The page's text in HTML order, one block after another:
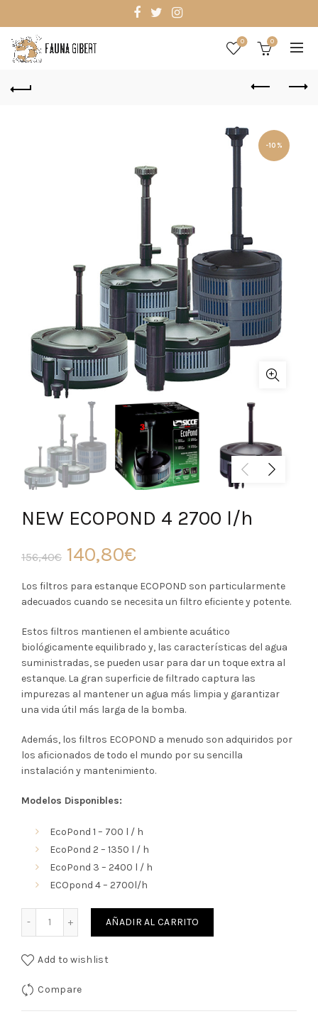
0 0
-10%
NEW ECOPOND 4 2700 l/h
156,40€ El
precio
era:
156,40€.
140,80€
precio
es:
140,80€.
Los filtros para estanque ECOPOND son particularmente
adecuados cuando se necesita un filtro eficiente y potente.
Estos filtros mantienen el ambiente acuático
biológicamente equilibrado y, las características del agua
suministradas, se pueden usar para dar un toque extra al
estanque. La gran superficie de filtrado captura las
impurezas al mantener un agua más limpia y garantizar
una vida útil más larga de la bomba.
Además, los filtros ECOPOND a menudo son adquiridos por
los aficionados de todo el mundo por su sencilla
instalación y mantenimiento.
Modelos Disponibles:
EcoPond 1 – 700 l / h
EcoPond 2 – 1350 l / h
EcoPond 3 – 2400 l / h
ECOpond 4 – 2700l/h
AÑADIR AL CARRITO
Add to wishlist
Compare